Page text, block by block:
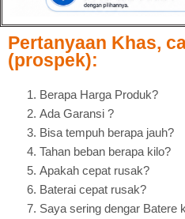
Pertanyaan Khas,
(prospek):
Berapa Harga Produk?
Ada Garansi ?
Bisa tempuh berapa jauh?
Tahan beban berapa kilo?
Apakah cepat rusak?
Baterai cepat rusak?
Saya sering dengar Batere